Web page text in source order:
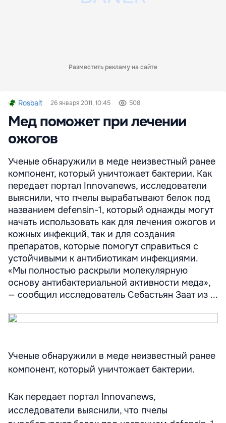
Разместить рекламу на сайте
Rosbalt 26 января 2011, 10:45 508
Мед поможет при лечении
ожогов
Ученые обнаружили в меде неизвестный ранее
компонент, который уничтожает бактерии. Как
передает портал Innovanews, исследователи
выяснили, что пчелы вырабатывают белок под
названием defensin-1, который однажды могут
начать использовать как для лечения ожогов и
кожных инфекций, так и для создания
препаратов, которые помогут справиться с
устойчивыми к антибиотикам инфекциями.
«Мы полностью раскрыли молекулярную
основу антибактериальной активности меда»,
— сообщил исследователь Себастьян Заат из ...
Ученые обнаружили в меде неизвестный ранее
компонент, который уничтожает бактерии.
Как передает портал Innovanews,
исследователи выяснили, что пчелы